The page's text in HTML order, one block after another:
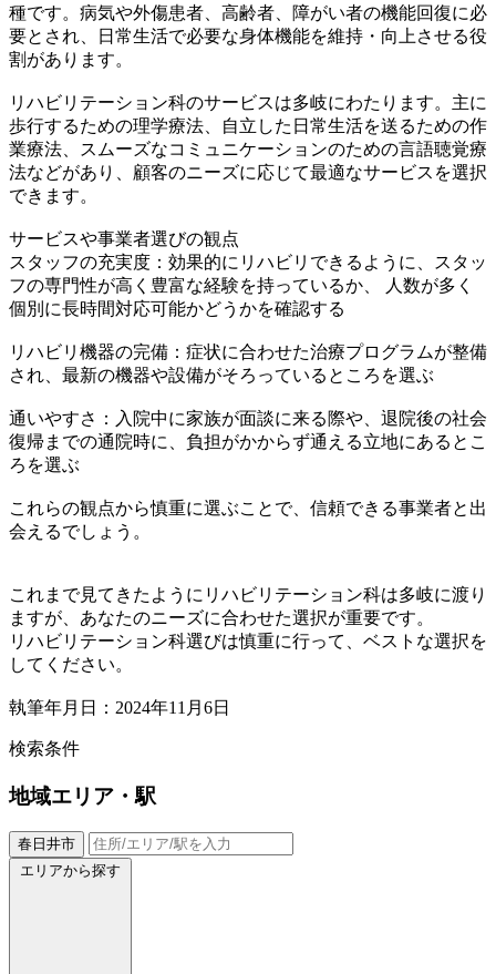
種です。病気や外傷患者、高齢者、障がい者の機能回復に必
要とされ、日常生活で必要な身体機能を維持・向上させる役
割があります。
リハビリテーション科のサービスは多岐にわたります。主に
歩行するための理学療法、自立した日常生活を送るための作
業療法、スムーズなコミュニケーションのための言語聴覚療
法などがあり、顧客のニーズに応じて最適なサービスを選択
できます。
サービスや事業者選びの観点
スタッフの充実度：効果的にリハビリできるように、スタッ
フの専門性が高く豊富な経験を持っているか、 人数が多く
個別に長時間対応可能かどうかを確認する
リハビリ機器の完備：症状に合わせた治療プログラムが整備
され、最新の機器や設備がそろっているところを選ぶ
通いやすさ：入院中に家族が面談に来る際や、退院後の社会
復帰までの通院時に、負担がかからず通える立地にあるとこ
ろを選ぶ
これらの観点から慎重に選ぶことで、信頼できる事業者と出
会えるでしょう。
これまで見てきたようにリハビリテーション科は多岐に渡り
ますが、あなたのニーズに合わせた選択が重要です。
リハビリテーション科選びは慎重に行って、ベストな選択を
してください。
執筆年月日：2024年11月6日
検索条件
地域エリア・駅
春日井市
エリアから探す